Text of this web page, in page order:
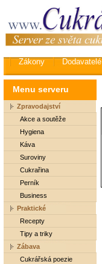
Zákony Dodavatelé
Menu serveru
Zpravodajství
Akce a soutěže
Hygiena
Káva
Suroviny
Cukrařina
Perník
Business
Praktické
Recepty
Tipy a triky
Zábava
Cukrářská poezie